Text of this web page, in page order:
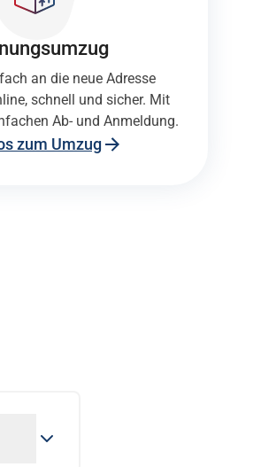
an die neue Adresse
schnell und sicher. Mit
Ab- und Anmeldung.
zum Umzug